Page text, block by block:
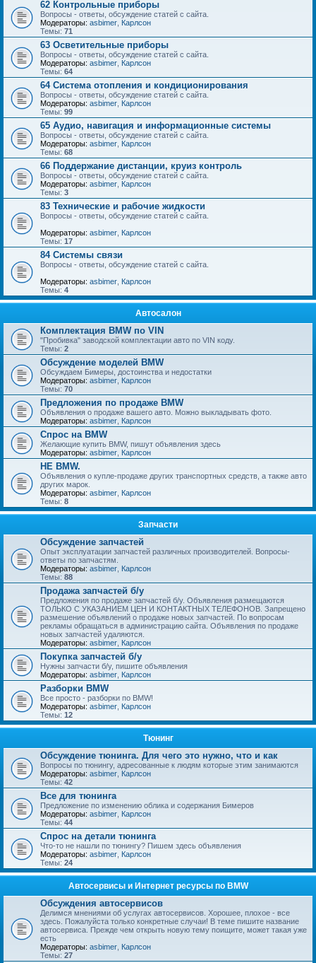
62 Контрольные приборы
Вопросы - ответы, обсуждение статей с сайта.
Модераторы: asbimer Карлсон
Темы: 71
63 Осветительные приборы
Вопросы - ответы, обсуждение статей с сайта.
Модераторы: asbimer Карлсон
Темы: 64
64 Система отопления и кондиционирования
Вопросы - ответы, обсуждение статей с сайта.
Модераторы: asbimer Карлсон
Темы: 99
65 Аудио, навигация и информационные системы
Вопросы - ответы, обсуждение статей с сайта.
Модераторы: asbimer Карлсон
Темы: 68
66 Поддержание дистанции, круиз контроль
Вопросы - ответы, обсуждение статей с сайта.
Модераторы: asbimer Карлсон
Темы: 3
83 Технические и рабочие жидкости
Вопросы - ответы, обсуждение статей с сайта.
Модераторы: asbimer Карлсон
Темы: 17
84 Системы связи
Вопросы - ответы, обсуждение статей с сайта.
Модераторы: asbimer Карлсон
Темы: 4
Автосалон
Комплектация BMW по VIN
"Пробивка" заводской комплектации авто по VIN коду.
Темы: 2
Обсуждение моделей BMW
Обсуждаем Бимеры, достоинства и недостатки
Модераторы: asbimer Карлсон
Темы: 70
Предложения по продаже BMW
Объявления о продаже вашего авто. Можно выкладывать фото.
Модераторы: asbimer Карлсон
Спрос на BMW
Желающие купить BMW, пишут объявления здесь
Модераторы: asbimer Карлсон
НЕ BMW.
Объявления о купле-продаже других транспортных средств, а также авто
других марок.
Модераторы: asbimer Карлсон
Темы: 8
Запчасти
Обсуждение запчастей
Опыт эксплуатации запчастей различных производителей. Вопросы-
ответы по запчастям.
Модераторы: asbimer Карлсон
Темы: 88
Продажа запчастей б/у
Предложения по продаже запчастей б/у. Объявления размещаются
ТОЛЬКО С УКАЗАНИЕМ ЦЕН И КОНТАКТНЫХ ТЕЛЕФОНОВ. Запрещено
размешение объявлений о продаже новых запчастей. По вопросам
рекламы обращаться в администрацию сайта. Объявления по продаже
новых запчастей удаляются.
Модераторы: asbimer Карлсон
Покупка запчастей б/у
Нужны запчасти б/у, пишите объявления
Модераторы: asbimer Карлсон
Разборки BMW
Все просто - разборки по BMW!
Модераторы: asbimer Карлсон
Темы: 12
Тюнинг
Обсуждение тюнинга. Для чего это нужно, что и как
Вопросы по тюнингу, адресованные к людям которые этим занимаются
Модераторы: asbimer Карлсон
Темы: 42
Все для тюнинга
Предложение по изменению облика и содержания Бимеров
Модераторы: asbimer Карлсон
Темы: 44
Спрос на детали тюнинга
Что-то не нашли по тюнингу? Пишем здесь объявления
Модераторы: asbimer Карлсон
Темы: 24
Автосервисы и Интернет ресурсы по BMW
Обсуждения автосервисов
Делимся мнениями об услугах автосервисов. Хорошее, плохое - все
здесь. Пожалуйста только конкретные случаи! В теме пишите название
автосервиса. Прежде чем открыть новую тему поищите, может такая уже
есть
Модераторы: asbimer Карлсон
Темы: 27